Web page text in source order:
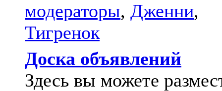
модераторы, Дженни,
Тигренок
Доска объявлений
Здесь вы можете